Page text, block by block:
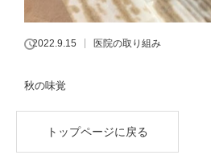
2022.9.15 医院の取り組み
秋の味覚
トップページに戻る